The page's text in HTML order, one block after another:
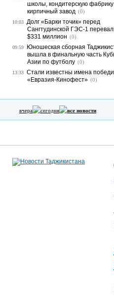
школы, кондитерскую фабрику
кирпичный завод (0)
10:03 Долг «Барки точик» перед
Сангтудинской ГЭС-1
$331 миллион (0)
09:59
Юношеская сборная
вышла в финальную часть
Азии по футболу (0)
13:33 Стали известны имена
«Евразия-Кинофест» (0)
вчера сегодня все новости